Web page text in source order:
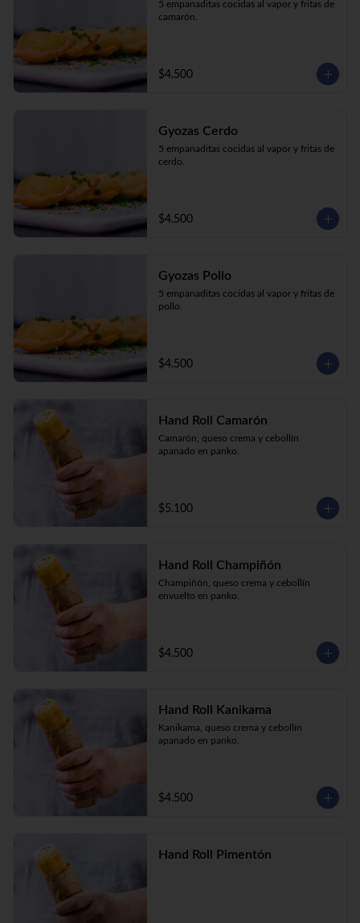
5 empanaditas cocidas al vapor y fritas de
camarón.
$4.500
Gyozas Cerdo
5 empanaditas cocidas al vapor y fritas de
cerdo.
$4.500
Gyozas Pollo
5 empanaditas cocidas al vapor y fritas de
pollo.
$4.500
Hand Roll Camarón
Camarón, queso crema y cebollín
apanado en panko.
$5.100
Hand Roll Champiñón
Champiñón, queso crema y cebollín
envuelto en panko.
$4.500
Hand Roll Kanikama
Kanikama, queso crema y cebollín
apanado en panko.
$4.500
Hand Roll Pimentón